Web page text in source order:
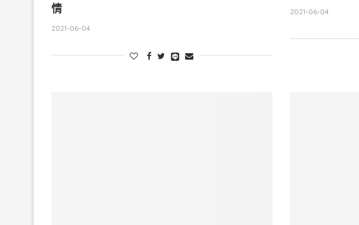
情
2021-06-04
2021-06-04